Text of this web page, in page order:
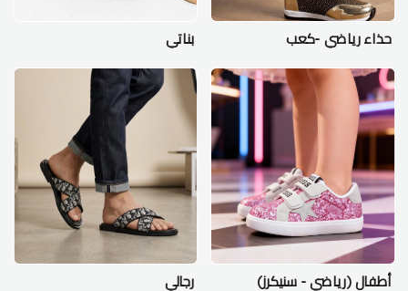
حذاء رياضي -كعب بناتي
أطفال (رياضي - سنيكرز) رجالي